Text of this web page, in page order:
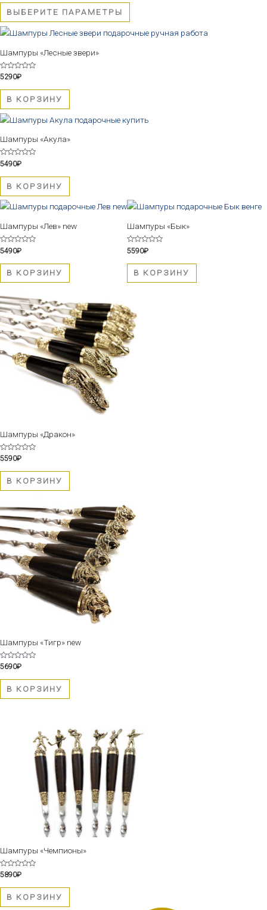
ВЫБЕРИТЕ ПАРАМЕТРЫ
можно
выбрать
Шампуры «Лесные звери»
Оценка
0
из
5290₽
В КОРЗИНУ
Шампуры «Акула»
Оценка
0
из
5490₽
В КОРЗИНУ
Шампуры «Лев» new
Оценка
0
из
5490₽
В КОРЗИНУ
Шампуры «Бык»
Оценка
0
из
5590₽
В КОРЗИНУ
Шампуры «Дракон»
Оценка
из
5590₽
В КОРЗИНУ
Шампуры «Тигр» new
Оценка
из
5690₽
В КОРЗИНУ
Шампуры «Чемпионы»
Оценка
0
из
5890₽
В КОРЗИНУ